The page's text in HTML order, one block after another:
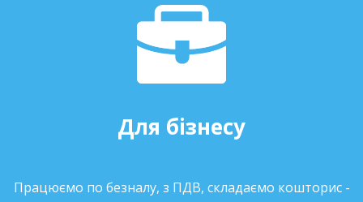
Для бізнесу
Працюємо по безналу, з ПДВ, складаємо кошторис -